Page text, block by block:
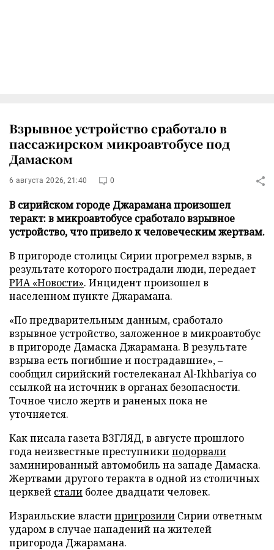
Взрывное устройство сработало в
пассажирском микроавтобусе под
Дамаском
6 августа 2026, 21:40 0
В сирийском городе Джарамана произошел
теракт: в микроавтобусе сработало взрывное
устройство, что привело к человеческим жертвам.
В пригороде столицы Сирии прогремел взрыв, в
результате которого пострадали люди, передает
РИА «Новости». Инцидент произошел в
населенном пункте Джарамана.
«По предварительным данным, сработало
взрывное устройство, заложенное в микроавтобус
в пригороде Дамаска Джарамана. В результате
взрыва есть погибшие и пострадавшие», –
сообщил сирийский гостелеканал Al-Ikhbariya со
ссылкой на источник в органах безопасности.
Точное число жертв и раненых пока не
уточняется.
Как писала газета ВЗГЛЯД, в августе прошлого
года неизвестные преступникиподорвали
заминированный автомобиль на западе Дамаска.
Жертвами другого теракта в одной из столичных
церквей стали более двадцати человек.
Израильские властипригрозили Сирии ответным
ударом в случае нападений на жителей
пригорода Джарамана.